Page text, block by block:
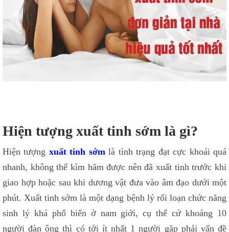
Hiện tượng xuất tinh sớm là gì?
Hiện tượng xuất tinh sớmlà tình trạng đạt cực khoái quá
nhanh, không thể kìm hãm được nên đã xuất tinh trước khi
giao hợp hoặc sau khi dương vật đưa vào âm đạo dưới một
phút. Xuất tinh sớm là một dạng bệnh lý rối loạn chức năng
sinh lý khá phổ biến ở nam giới, cụ thể cứ khoảng 10
người đàn ông thì có tới ít nhất 1 người gặp phải vấn đề